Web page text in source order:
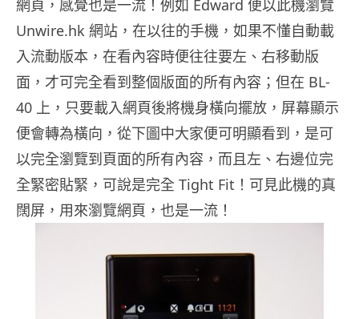
網頁，感覺也是一流！例如 Edward 便以此機瀏覽
Unwire.hk 網站，在以往的手機，如果不懂自動載
入流動版本，在看內容時便往往要左、右移動版
面，才可完全看到整個版面的所有內容；但在 BL-
40 上，只要載入網頁後將機身橫向擺放，屏幕顯示
便會轉為橫向，從下圖中大家便可明顯看到，是可
以完全瀏覽到頁面的所有內容，而且左、右邊位完
全緊密貼緊，可說是完全 Tight Fit！可見此機的真
闊屏，用來瀏覽網頁，也是一流！